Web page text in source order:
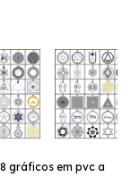
gráficos em pvc a